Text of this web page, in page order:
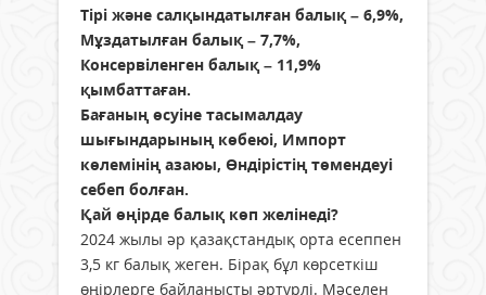
Тірі және салқындатылған балық – 6,9%,
Мұздатылған балық – 7,7%,
Консервіленген балық – 11,9%
қымбаттаған.
Бағаның өсуіне тасымалдау
шығындарының көбеюі, Импорт
көлемінің азаюы, Өндірістің төмендеуі
себеп болған.
Қай өңірде балық көп желінеді?
2024 жылы әр қазақстандық орта есеппен
3,5 кг балық жеген. Бірақ бұл көрсеткіш
өңірлерге байланысты әртүрлі. Мәселен